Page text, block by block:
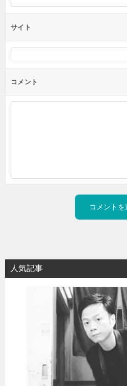
サイト
コメント
人気記事